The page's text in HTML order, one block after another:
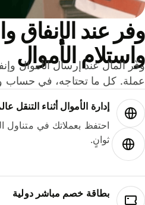
عند الإنفاق
الأموال
كل ما تحتاجه، في حساب
إدارة الأموال أثناء التنقل
احتفظ بعملاتك في متناول
ثوانٍ.
بطاقة خصم مباشر دولية